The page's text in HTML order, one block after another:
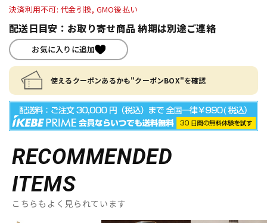
決済利用不可: 代金引換, GMO後払い
配送日目安：お取り寄せ商品 納期は別途ご連絡
お気に入りに追加
使えるクーポンあるかも"クーポンBOX"を確認
RECOMMENDED
ITEMS
こちらもよく見られています